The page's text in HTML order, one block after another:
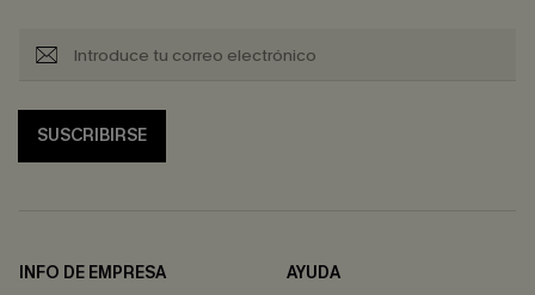
SUSCRIBIRSE
INFO DE EMPRESA
AYUDA